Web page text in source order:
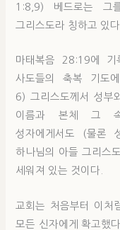
1:8,9) 베드로는 그
그리스도라 칭하고 있
마태복음 28:19에 기
사도들의 축복 기도
6) 그리스도께서 성부
이름과 본체 그 속
성자에게서도 (물론
하나님의 아들 그리스
세워져 있는 것이다.
교회는 처음부터 이처
모든 신자에게 확고했